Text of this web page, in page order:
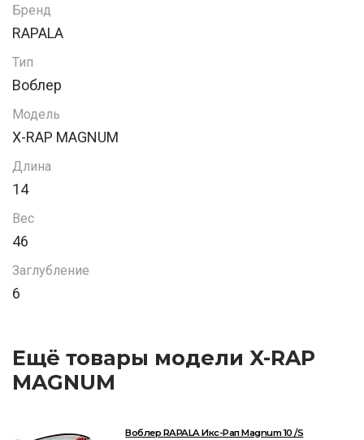
Бренд
RAPALA
Тип
Воблер
Модель
X-RAP MAGNUM
Длина
14
Вес
46
Заглубление
6
Ещё товары модели X-RAP
MAGNUM
Воблер RAPALA Икс-Рап Magnum 10 /S